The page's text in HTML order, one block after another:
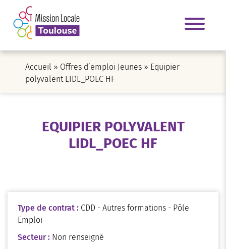
Accueil » Offres d’emploi Jeunes » Equipier
polyvalent LIDL_POEC HF
EQUIPIER POLYVALENT
LIDL_POEC HF
Type de contrat : CDD - Autres formations - Pôle
Emploi
Secteur : Non renseigné